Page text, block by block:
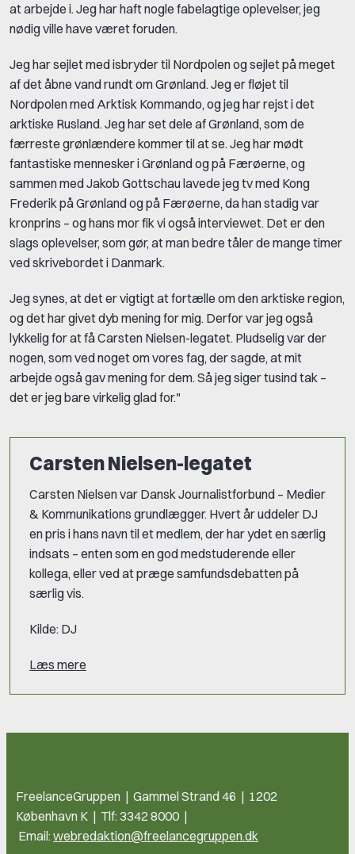
at arbejde i. Jeg har haft nogle fabelagtige oplevelser, jeg
nødig ville have været foruden.
Jeg har sejlet med isbryder til Nordpolen og sejlet på meget
af det åbne vand rundt om Grønland. Jeg er fløjet til
Nordpolen med Arktisk Kommando, og jeg har rejst i det
arktiske Rusland. Jeg har set dele af Grønland, som de
færreste grønlændere kommer til at se. Jeg har mødt
fantastiske mennesker i Grønland og på Færøerne, og
sammen med Jakob Gottschau lavede jeg tv med Kong
Frederik på Grønland og på Færøerne, da han stadig var
kronprins – og hans mor fik vi også interviewet. Det er den
slags oplevelser, som gør, at man bedre tåler de mange timer
ved skrivebordet i Danmark.
Jeg synes, at det er vigtigt at fortælle om den arktiske region,
og det har givet dyb mening for mig. Derfor var jeg også
lykkelig for at få Carsten Nielsen-legatet. Pludselig var der
nogen, som ved noget om vores fag, der sagde, at mit
arbejde også gav mening for dem. Så jeg siger tusind tak –
det er jeg bare virkelig glad for."
Carsten Nielsen-legatet
Carsten Nielsen var Dansk Journalistforbund – Medier
& Kommunikations grundlægger. Hvert år uddeler DJ
en pris i hans navn til et medlem, der har ydet en særlig
indsats – enten som en god medstuderende eller
kollega, eller ved at præge samfundsdebatten på
særlig vis.
Kilde: DJ
Læs mere
FreelanceGruppen | Gammel Strand 46 | 1202
København K | Tlf: 3342 8000 |
Email: webredaktion@freelancegruppen.dk